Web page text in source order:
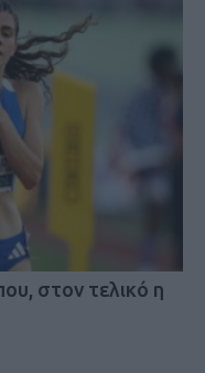
στον τελικό η